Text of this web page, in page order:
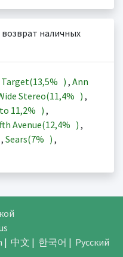
наличных
Target(13,5% ) , Ann
Stereo(11,4% ) ,
11,2% ) ,
Avenue(12,4% ) ,
, Sears(7% ) ,
| 中文 | 한국어 | Русский